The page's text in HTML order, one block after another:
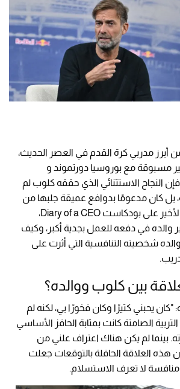
أبرز مدربي كرة القدم في العصر الحديث،
مسبوقة مع بوروسيا دورتموند و
النجاح الاستثنائي الذي حققه كلوب لم
كان مدعومًا بدوافع عميقة جلبها من
طفولته. في حديثه الأخير على بودكاست Diary of a CEO،
في دفعه للعمل بجدية أكبر، وكيف
شخصيته التنافسية التي أثرت على
بين كلوب ووالده؟
يحبني كثيرًا وكان فخورًا بي، لكنه لم
الصامتة كانت بمثابة الحافز الأساسي
بينما لم يكن هناك اعتراف علني من
هذه العلاقة الحافلة بالتوقعات جعلت
لا تعرف الاستسلام.